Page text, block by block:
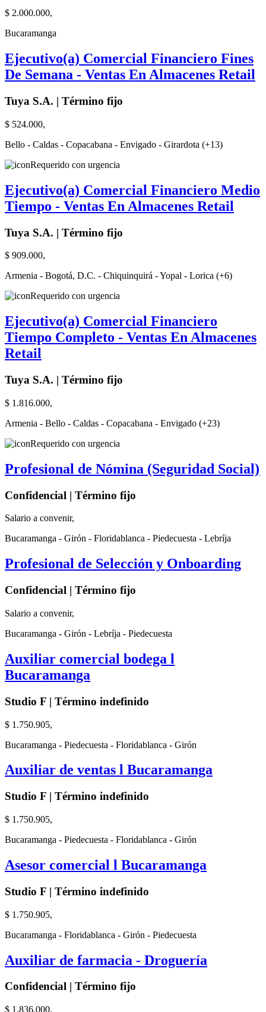
$ 2.000.000,
Bucaramanga
Ejecutivo(a) Comercial Financiero Fines
De Semana - Ventas En Almacenes Retail
Tuya S.A. | Término fijo
$ 524.000,
Bello - Caldas - Copacabana - Envigado - Girardota (+13)
Requerido con urgencia
Ejecutivo(a) Comercial Financiero Medio
Tiempo - Ventas En Almacenes Retail
Tuya S.A. | Término fijo
$ 909.000,
Armenia - Bogotá, D.C. - Chiquinquirá - Yopal - Lorica (+6)
Requerido con urgencia
Ejecutivo(a) Comercial Financiero
Tiempo Completo - Ventas En Almacenes
Retail
Tuya S.A. | Término fijo
$ 1.816.000,
Armenia - Bello - Caldas - Copacabana - Envigado (+23)
Requerido con urgencia
Profesional de Nómina (Seguridad Social)
Confidencial | Término fijo
Salario a convenir,
Bucaramanga - Girón - Floridablanca - Piedecuesta - Lebríja
Profesional de Selección y Onboarding
Confidencial | Término fijo
Salario a convenir,
Bucaramanga - Girón - Lebríja - Piedecuesta
Auxiliar comercial bodega l
Bucaramanga
Studio F | Término indefinido
$ 1.750.905,
Bucaramanga - Piedecuesta - Floridablanca - Girón
Auxiliar de ventas l Bucaramanga
Studio F | Término indefinido
$ 1.750.905,
Bucaramanga - Piedecuesta - Floridablanca - Girón
Asesor comercial l Bucaramanga
Studio F | Término indefinido
$ 1.750.905,
Bucaramanga - Floridablanca - Girón - Piedecuesta
Auxiliar de farmacia - Droguería
Confidencial | Término fijo
$ 1.836.000,